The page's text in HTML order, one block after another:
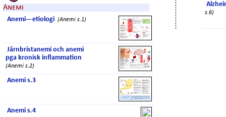
Anemi
Anemi—etiologi (Anemi s.1)
Järnbristanemi och anemi
pga kronisk inflammation
(Anemi s.2)
Anemi s.3
Anemi s.4
s.6)